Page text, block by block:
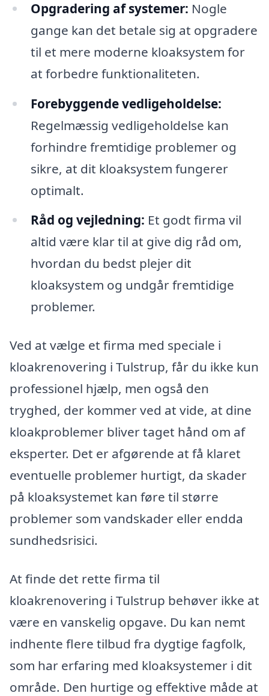
Opgradering af systemer: Nogle
gange kan det betale sig at opgradere
til et mere moderne kloaksystem for
at forbedre funktionaliteten.
Forebyggende vedligeholdelse:
Regelmæssig vedligeholdelse kan
forhindre fremtidige problemer og
sikre, at dit kloaksystem fungerer
optimalt.
Råd og vejledning: Et godt firma vil
altid være klar til at give dig råd om,
hvordan du bedst plejer dit
kloaksystem og undgår fremtidige
problemer.
Ved at vælge et firma med speciale i
kloakrenovering i Tulstrup, får du ikke kun
professionel hjælp, men også den
tryghed, der kommer ved at vide, at dine
kloakproblemer bliver taget hånd om af
eksperter. Det er afgørende at få klaret
eventuelle problemer hurtigt, da skader
på kloaksystemet kan føre til større
problemer som vandskader eller endda
sundhedsrisici.
At finde det rette firma til
kloakrenovering i Tulstrup behøver ikke at
være en vanskelig opgave. Du kan nemt
indhente flere tilbud fra dygtige fagfolk,
som har erfaring med kloaksystemer i dit
område. Den hurtige og effektive måde at